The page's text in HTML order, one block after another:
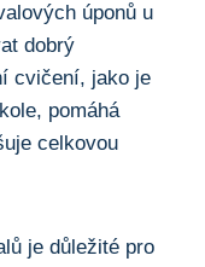
úponů u
dobrý​
cvičení, jako je
pomáhá
celkovou
je důležité pro⁢